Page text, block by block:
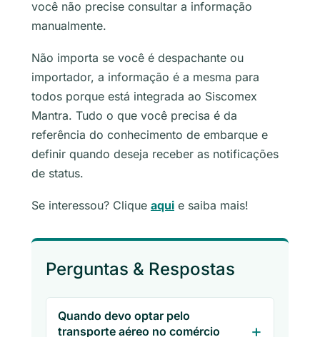
você não precise consultar a informação
manualmente.
Não importa se você é despachante ou
importador, a informação é a mesma para
todos porque está integrada ao Siscomex
Mantra. Tudo o que você precisa é da
referência do conhecimento de embarque e
definir quando deseja receber as notificações
de status.
Se interessou? Clique aqui e saiba mais!
Perguntas & Respostas
Quando devo optar pelo
transporte aéreo no comércio